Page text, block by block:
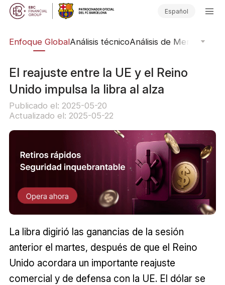
Español
Enfoque GlobalAnálisis técnicoAnálisis de Mercado
El reajuste entre la UE y el Reino
Unido impulsa la libra al alza
Publicado el: 2025-05-20
Actualizado el: 2025-05-22
La libra digirió las ganancias de la sesión
anterior el martes, después de que el Reino
Unido acordara un importante reajuste
comercial y de defensa con la UE. El dólar se